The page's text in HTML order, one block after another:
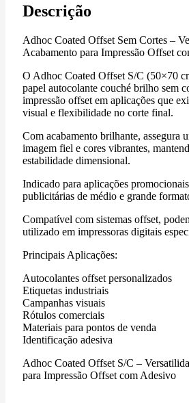
Descrição
Adhoc Coated Offset Sem Cortes –
Acabamento para Impressão Offset
O Adhoc Coated Offset S/C (50×70
papel autocolante couché brilho sem
impressão offset em aplicações que
visual e flexibilidade no corte final.
Com acabamento brilhante, assegura
imagem fiel e cores vibrantes,
estabilidade dimensional.
Indicado para aplicações
publicitárias de médio e grande
Compatível com sistemas offset,
utilizado em impressoras digitais
Principais Aplicações:
Autocolantes offset personalizados
Etiquetas industriais
Campanhas visuais
Rótulos comerciais
Materiais para pontos de venda
Identificação adesiva
Adhoc Coated Offset S/C –
para Impressão Offset com Adesivo